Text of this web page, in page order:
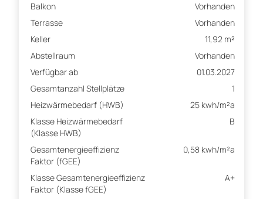
Balkon
Vorhanden
Terrasse
Vorhanden
Keller
11,92 m²
Abstellraum
Vorhanden
Verfügbar ab
01.03.2027
Gesamtanzahl Stellplätze
1
Heizwärmebedarf (HWB)
25 kwh/m²a
Klasse Heizwärmebedarf
(Klasse HWB)
B
Gesamtenergieeffizienz
Faktor (fGEE)
0,58 kwh/m²a
Klasse Gesamtenergieeffizienz
Faktor (Klasse fGEE)
A+